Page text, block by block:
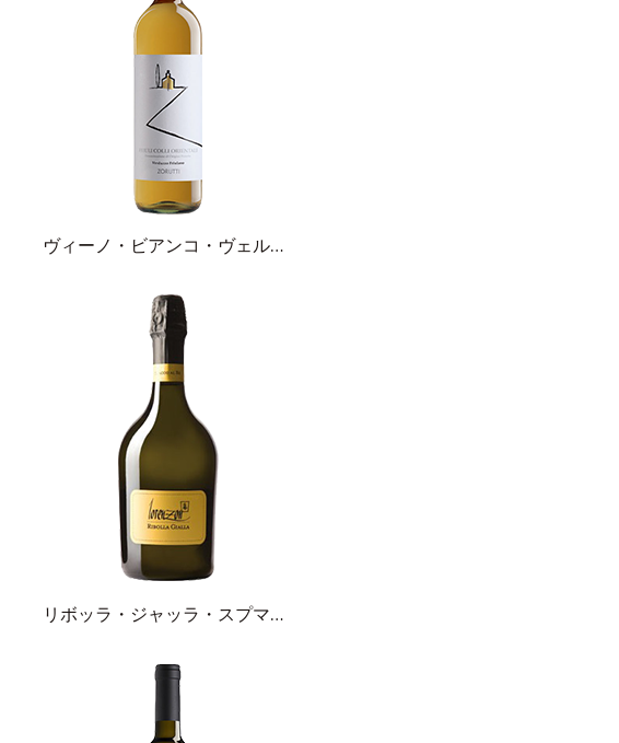
ヴィーノ・ビアンコ・ヴェルドゥッツォ
リボッラ・ジャッラ・スプマンテ